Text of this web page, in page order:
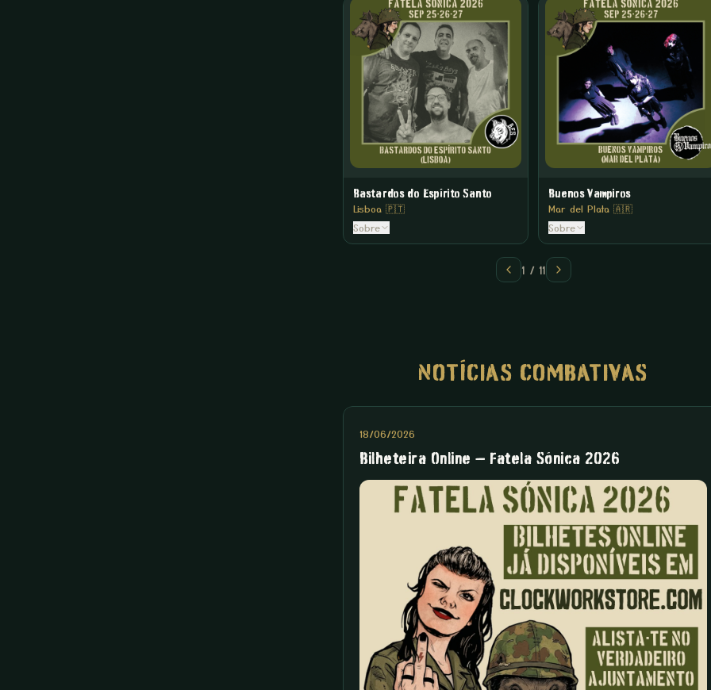
Bastardos do Espírito Santo
Lisboa 🇵🇹
Sobre
Buenos Vampiros
Mar del Plata 🇦🇷
Sobre
1 / 11
NOTÍCIAS COMBATIVAS
18/06/2026
Bilheteira Online – Fatela Sónica 2026